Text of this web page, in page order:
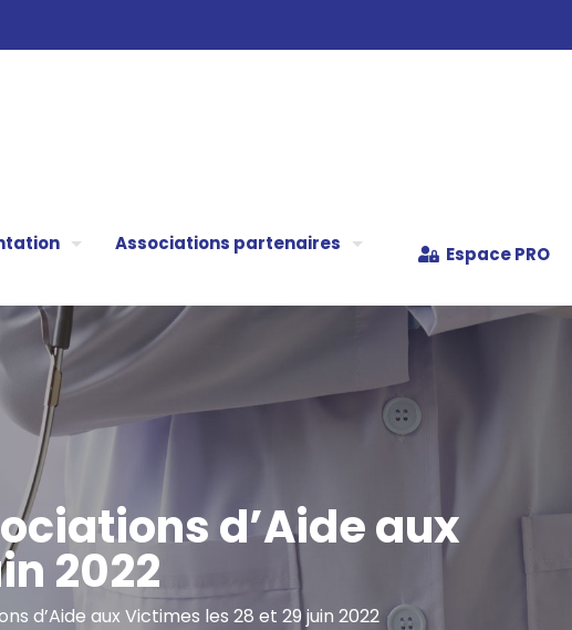
Associations partenaires Espace PRO
d’Aide aux
2022
d’Aide aux Victimes les 28 et 29 juin 2022